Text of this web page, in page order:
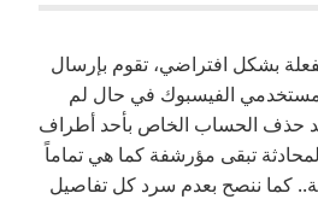
بشكل افتراضي، تقوم بإرسال
الفيسبوك في حال لم
حذف الحساب الخاص بأحد أطراف
تبقى مؤرشفة كما هي تماماً
كما ننصح بعدم سرد كل تفاصيل